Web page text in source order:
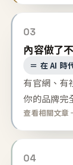
03
內容做了
＝ 在 AI 時
有官網、有
你的品牌完
查看相關文章
04